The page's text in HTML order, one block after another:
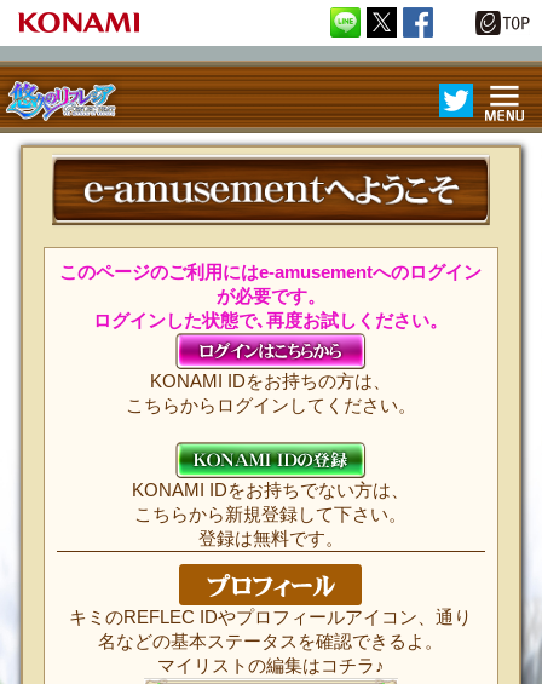
REFLEC BE
AT 悠久のリ
フレシア
ME
NU
このページのご利用にはe-amusementへのログイン
が必要です。
ログインした状態で､再度お試しください。
KONAMI IDをお持ちの方は、
こちらからログインしてください。
KONAMI IDをお持ちでない方は、
こちらから新規登録して下さい。
登録は無料です。
キミのREFLEC IDやプロフィールアイコン、通り
名などの基本ステータスを確認できるよ。
マイリストの編集はコチラ♪